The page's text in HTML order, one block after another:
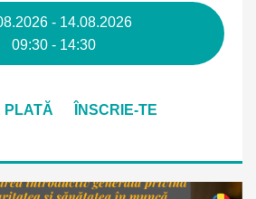
- 14.08.2026
09:30 - 14:30
PLATĂ ÎNSCRIE-TE